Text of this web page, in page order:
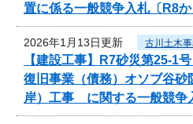
置に係る一般競争入札〔R8か
2026年1月13日更新 古川土木
【建設工事】R7砂災第25-
復旧事業（債務）オソブ谷砂
岸）工事 に関する一般競争